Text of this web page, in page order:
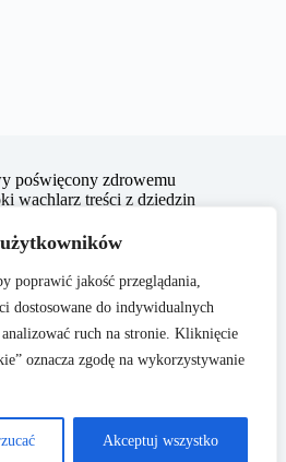
poprawić jakość przeglądania,
dostosowane do indywidualnych
ruch na stronie. Kliknięcie
oznacza zgodę na wykorzystywanie
Akceptuj wszystko
poświęcony zdrowemu
wachlarz treści z dziedzin
seks, styl życia oraz
rzetelnych i
wspierają czytelników w
O nas
Regulamin